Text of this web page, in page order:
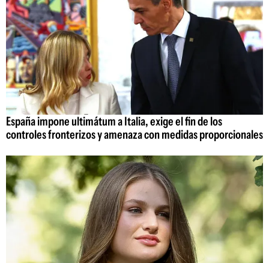
España impone ultimátum a Italia, exige el fin de los
controles fronterizos y amenaza con medidas proporcionales